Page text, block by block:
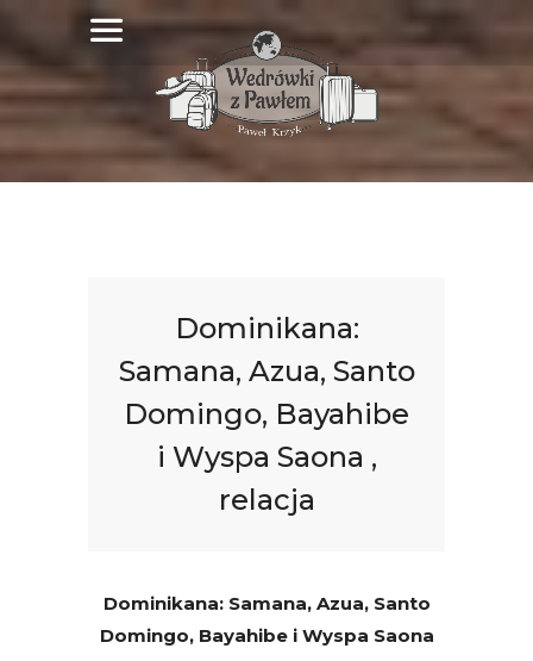
Dominikana:
Samana, Azua, Santo
Domingo, Bayahibe
i Wyspa Saona ,
relacja
Dominikana: Samana, Azua, Santo
Domingo, Bayahibe i Wyspa Saona